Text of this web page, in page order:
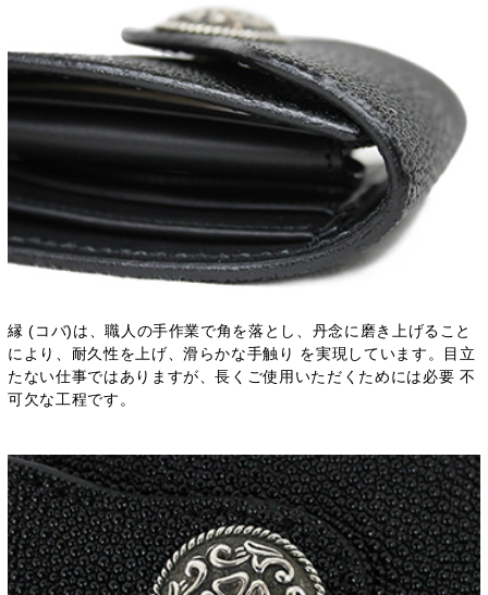
縁 (コバ)は、職人の手作業で角を落とし、丹念に磨き上げること
により、耐久性を上げ、滑らかな手触り を実現しています。目立
たない仕事ではありますが、長くご使用いただくためには必要 不
可欠な工程です。